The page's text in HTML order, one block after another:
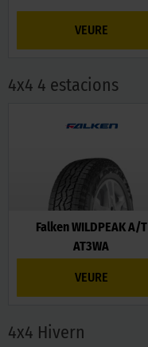
VEURE
4x4 4 estacions
Falken WILDPEAK A/T
AT3WA
VEURE
4x4 Hivern